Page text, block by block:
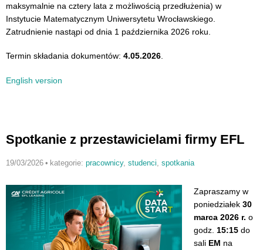
maksymalnie na cztery lata z możliwością przedłużenia) w
Instytucie Matematycznym Uniwersytetu Wrocławskiego.
Zatrudnienie nastąpi od dnia 1 października 2026 roku.
Termin składania dokumentów: 4.05.2026.
English version
Spotkanie z przestawicielami firmy EFL
19/03/2026 • kategorie:pracownicy, studenci spotkania
Zapraszamy w
poniedziałek 30
marca 2026 r. o
godz. 15:15 do
sali EM na